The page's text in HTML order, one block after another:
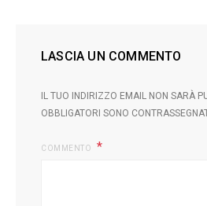
LASCIA UN COMMENTO
IL TUO INDIRIZZO EMAIL NON SARÀ
OBBLIGATORI SONO
COMMENTO